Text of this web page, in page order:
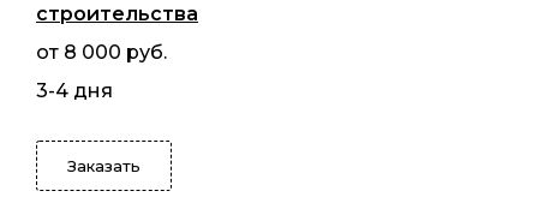
строительства
от 8 000 руб.
3-4 дня
Заказать